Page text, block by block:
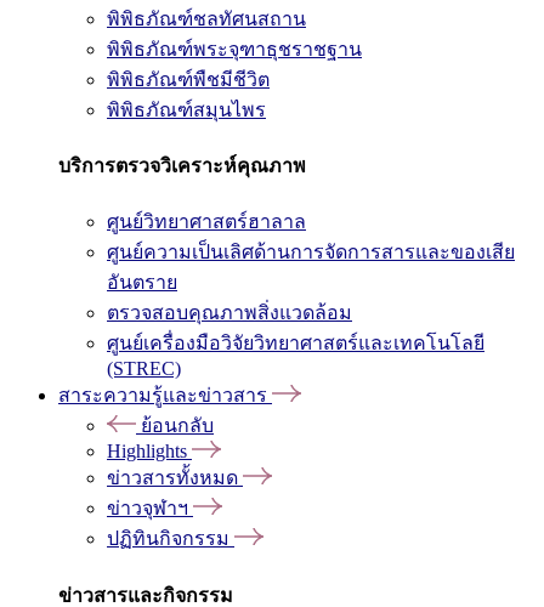
พิพิธภัณฑ์ชลทัศนสถาน
พิพิธภัณฑ์พระจุฑาธุชราชฐาน
พิพิธภัณฑ์พืชมีชีวิต
พิพิธภัณฑ์สมุนไพร
บริการตรวจวิเคราะห์คุณภาพ
ศูนย์วิทยาศาสตร์ฮาลาล
ศูนย์ความเป็นเลิศด้านการจัดการสารและของเสีย
อันตราย
ตรวจสอบคุณภาพสิ่งแวดล้อม
ศูนย์เครื่องมือวิจัยวิทยาศาสตร์และเทคโนโลยี
(STREC)
สาระความรู้และข่าวสาร
ย้อนกลับ
Highlights
ข่าวสารทั้งหมด
ข่าวจุฬาฯ
ปฏิทินกิจกรรม
ข่าวสารและกิจกรรม